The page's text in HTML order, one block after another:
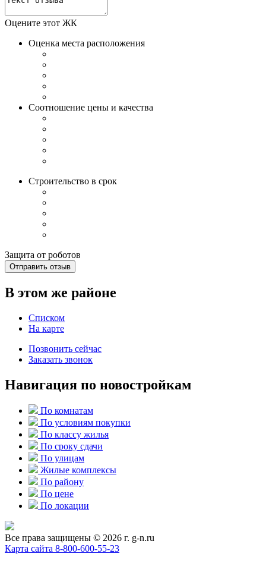
Оцените этот ЖК
Оценка места расположения
Соотношение цены и качества
Строительство в срок
Защита от роботов
Отправить отзыв
В этом же районе
Списком
На карте
Позвонить сейчас
Заказать звонок
Навигация по новостройкам
По комнатам
По условиям покупки
По классу жилья
По сроку сдачи
По улицам
Жилые комплексы
По району
По цене
По локации
Все права защищены © 2026 г. g-n.ru
Карта сайта 8-800-600-55-23